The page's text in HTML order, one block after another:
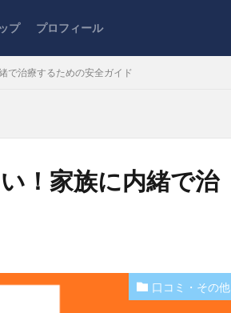
プ プロフィール
で治療するための安全ガイド
！家族に内緒で治
口コミ・その他